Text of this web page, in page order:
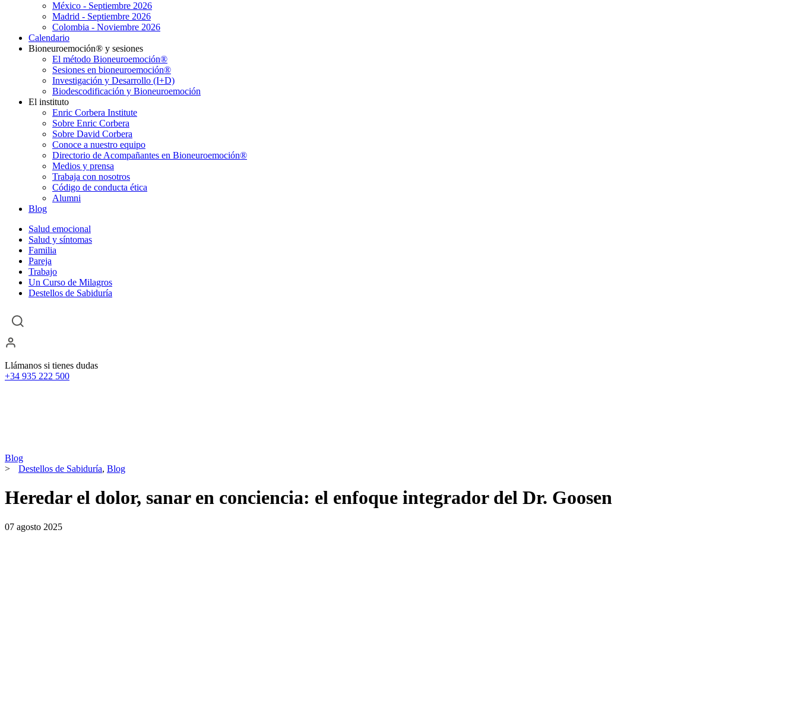
México - Septiembre 2026
Madrid - Septiembre 2026
Colombia - Noviembre 2026
Calendario
Bioneuroemoción® y sesiones
El método Bioneuroemoción®
Sesiones en bioneuroemoción®
Investigación y Desarrollo (I+D)
Biodescodificación y Bioneuroemoción
El instituto
Enric Corbera Institute
Sobre Enric Corbera
Sobre David Corbera
Conoce a nuestro equipo
Directorio de Acompañantes en Bioneuroemoción®
Medios y prensa
Trabaja con nosotros
Código de conducta ética
Alumni
Blog
Salud emocional
Salud y síntomas
Familia
Pareja
Trabajo
Un Curso de Milagros
Destellos de Sabiduría
Llámanos si tienes dudas
+34 935 222 500
Blog
>
Destellos de Sabiduría, Blog
Heredar el dolor, sanar en conciencia: el enfoque integrador del Dr. Goosen
07 agosto 2025